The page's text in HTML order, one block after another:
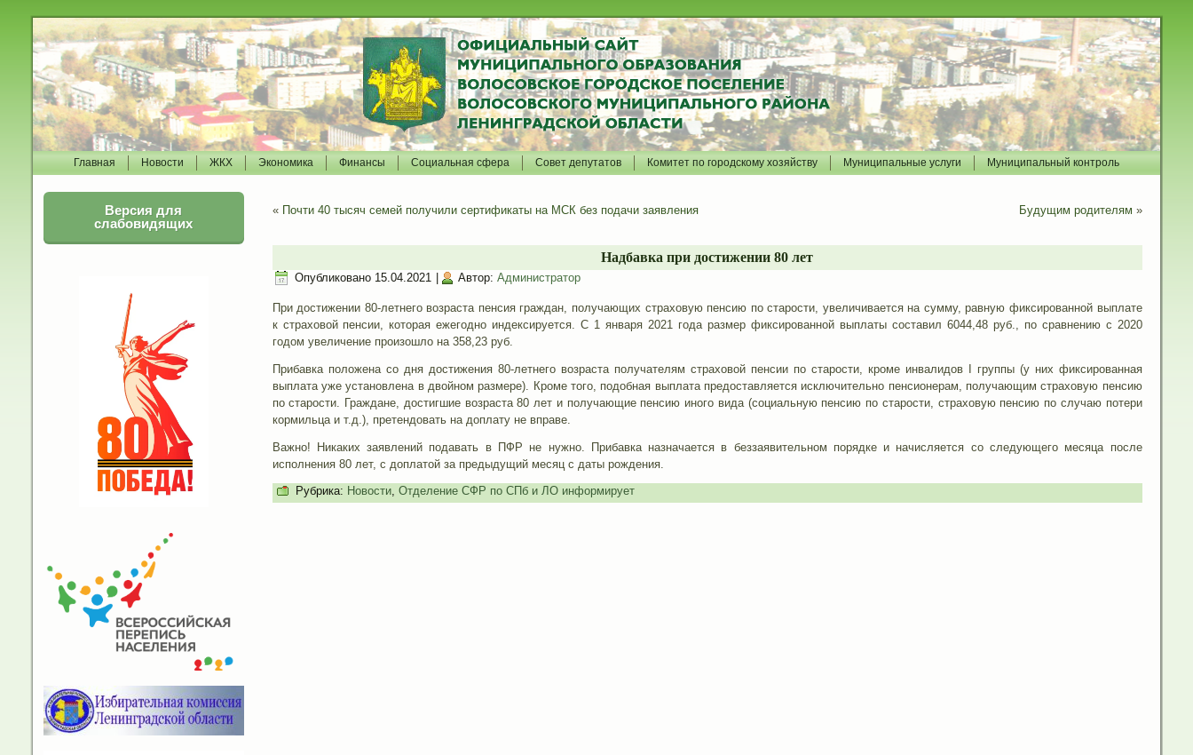
Главная Новости ЖКХ Экономика Финансы Социальная сфера Совет депутатов Комитет по городскому хозяйству Муниципальные услуги Муниципальный контроль
Версия для
слабовидящих
« Почти 40 тысяч семей получили сертификаты на МСК без подачи заявления Будущим родителям »
Надбавка при достижении 80 лет
Опубликовано 15.04.2021 Автор: Администратор
При достижении 80-летнего возраста пенсия граждан, получающих страховую пенсию по старости, увеличивается на сумму, равную фиксированной выплате
к страховой пенсии, которая ежегодно индексируется. С 1 января 2021 года размер фиксированной выплаты составил 6044,48 руб., по сравнению с 2020
годом увеличение произошло на 358,23 руб.
Прибавка положена со дня достижения 80-летнего возраста получателям страховой пенсии по старости, кроме инвалидов I группы (у них фиксированная
выплата уже установлена в двойном размере). Кроме того, подобная выплата предоставляется исключительно пенсионерам, получающим страховую пенсию
по старости. Граждане, достигшие возраста 80 лет и получающие пенсию иного вида (социальную пенсию по старости, страховую пенсию по случаю потери
кормильца и т.д.), претендовать на доплату не вправе.
Важно! Никаких заявлений подавать в ПФР не нужно. Прибавка назначается в беззаявительном порядке и начисляется со следующего месяца после
исполнения 80 лет, с доплатой за предыдущий месяц с даты рождения.
Рубрика: Новости, Отделение СФР по СПб и ЛО информирует